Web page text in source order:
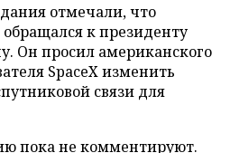
отмечали, что
к президенту
Он просил американского
SpaceX изменить
связи для
пока не комментируют.